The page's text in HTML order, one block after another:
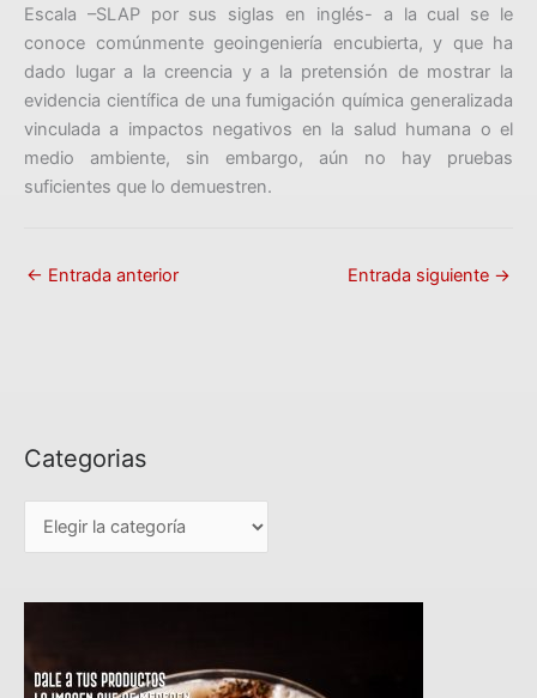
Escala –SLAP por sus siglas en inglés- a la cual se le
conoce comúnmente geoingeniería encubierta, y que ha
dado lugar a la creencia y a la pretensión de mostrar la
evidencia científica de una fumigación química generalizada
vinculada a impactos negativos en la salud humana o el
medio ambiente, sin embargo, aún no hay pruebas
suficientes que lo demuestren.
← Entrada anterior Entrada siguiente →
Categorias
C
r